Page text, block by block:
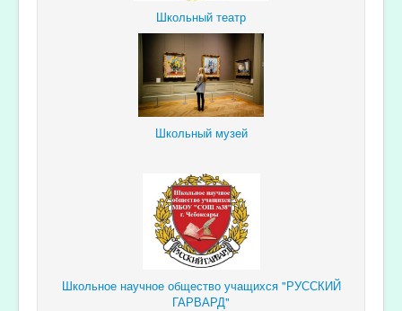
Школьный театр
Школьный музей
Школьное научное общество учащихся "РУССКИЙ
ГАРВАРД"